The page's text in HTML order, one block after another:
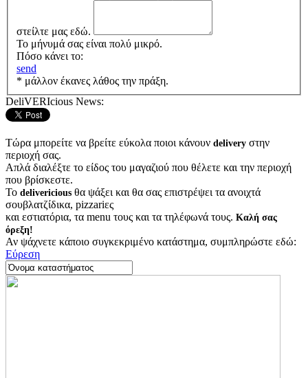
στείλτε μας εδώ.
Το μήνυμά σας είναι πολύ μικρό.
Πόσο κάνει το:
send
* μάλλον έκανες λάθος την πράξη.
DeliVERIcious News:
Τώρα μπορείτε να βρείτε εύκολα ποιοι κάνουν delivery στην
περιοχή σας.
Απλά διαλέξτε το είδος του μαγαζιού που θέλετε και την περιοχή
που βρίσκεστε.
Το delivericious θα ψάξει και θα σας επιστρέψει τα ανοιχτά
σουβλατζίδικα, pizzariες
και εστιατόρια, τα menu τους και τα τηλέφωνά τους. Καλή σας
όρεξη!
Αν ψάχνετε κάποιο συγκεκριμένο κατάστημα, συμπληρώστε εδώ:
Εύρεση